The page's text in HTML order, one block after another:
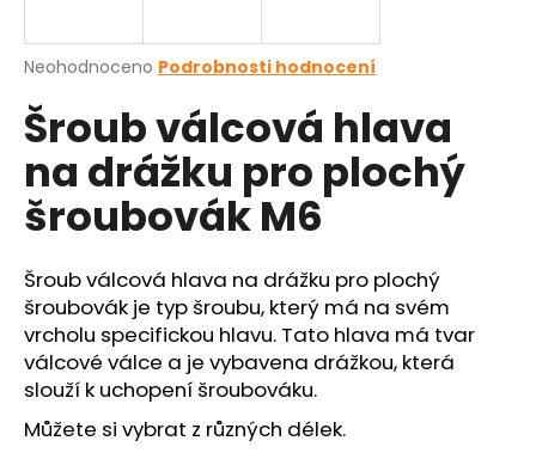
Průměrné
produktu
je
5
hvězdiček.
Neohodnoceno Podrobnosti hodnocení
Šroub válcová hlava
na drážku pro plochý
šroubovák M6
Šroub válcová hlava na drážku pro plochý
šroubovák je typ šroubu, který má na svém
vrcholu specifickou hlavu. Tato hlava má tvar
válcové válce a je vybavena drážkou, která
slouží k uchopení šroubováku.
Můžete si vybrat z různých délek.
j
t
?
HLEDAT
D
o
p